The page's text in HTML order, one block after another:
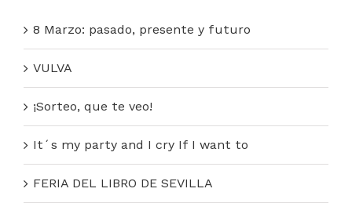
8 Marzo: pasado, presente y futuro
VULVA
¡Sorteo, que te veo!
It´s my party and I cry If I want to
FERIA DEL LIBRO DE SEVILLA